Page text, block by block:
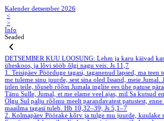
Kalender detsember 2026
<
>
Info
Seaded
DETSEMBER KUU LOOSUNG: Lehm ja karu käivad
üheskoos, ja lõvi sööb õlgi nagu veis. Js 11,7
1. Teisipäev Pöörduge tagasi, taganenud lapsed, ma teen
me tuleme sinu juurde, sest sina oled Issand, meie Jumal.
ütlen teile, tõuseb rõõm Jumala inglite ees ühe patuse
Tänu Sulle, Jumal, et me elame veel ajas, mil Sa kutsud
Olgu Sul palju rõõmu meelt parandavatest patustest, enne
maailma tagasi tuleb. Hb 10,32–39; Js 5,1–7
2. Kolmapäev Pöörake kõrv ja tulge mu juurde, kuulake